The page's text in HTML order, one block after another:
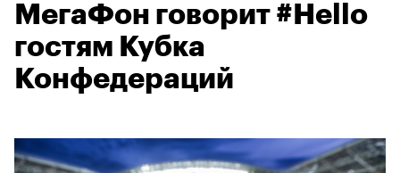
МегаФон говорит #Hello
гостям Кубка
Конфедераций